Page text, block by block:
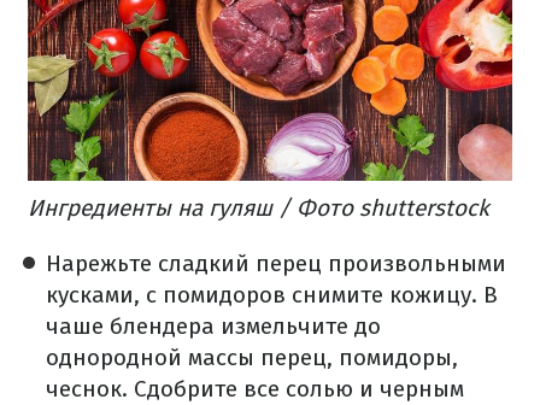
Ингредиенты на гуляш / Фото shutterstock
Нарежьте сладкий перец произвольными
кусками, с помидоров снимите кожицу. В
чаше блендера измельчите до
однородной массы перец, помидоры,
чеснок. Сдобрите все солью и черным